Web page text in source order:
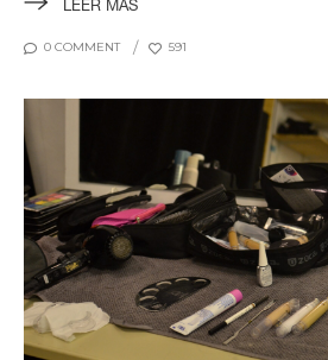
LEER MÁS
0 COMMENT 591